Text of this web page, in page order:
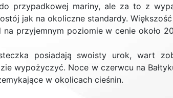
przypadkowej mariny, ale za to z
jak na okoliczne standardy.
przyjemnym poziomie w cenie około
posiadają swoisty urok, wart
wypożyczyć. Noce w czerwcu na
w okolicach cieśnin.